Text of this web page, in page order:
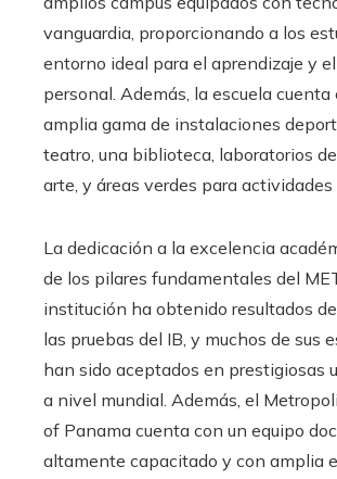
vanguardia, proporcionando a los
entorno ideal para el aprendizaje y
personal. Además, la escuela cuenta
amplia gama de instalaciones
teatro, una biblioteca, laboratorios
arte, y áreas verdes para actividades
La dedicación a la excelencia
de los pilares fundamentales del
institución ha obtenido resultados
las pruebas del IB, y muchos de sus
han sido aceptados en prestigiosas
a nivel mundial. Además, el
of Panama cuenta con un equipo
altamente capacitado y con amplia